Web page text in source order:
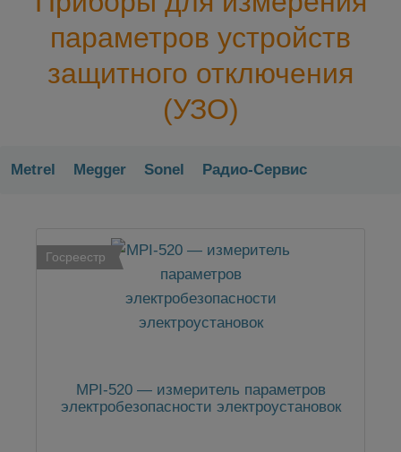
параметров устройств
защитного отключения
(УЗО)
Metrel Megger Sonel Радио-Сервис
Госреестр
MPI-520 — измеритель параметров
электробезопасности электроустановок